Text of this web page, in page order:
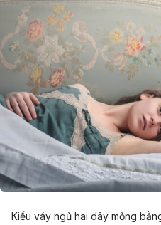
Kiểu váy ngủ hai dây mỏng